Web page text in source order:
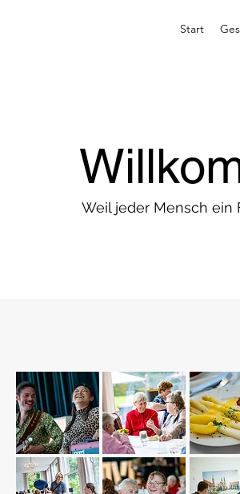
Start
Weil jeder Mensch ein